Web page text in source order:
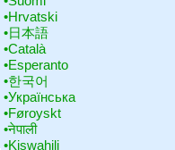
•‎Hrvatski
•‎日本語
•‎Català
•‎Esperanto
•‎한국어
•‎Українська
•‎Føroyskt
•‎नेपाली
•‎Kiswahili